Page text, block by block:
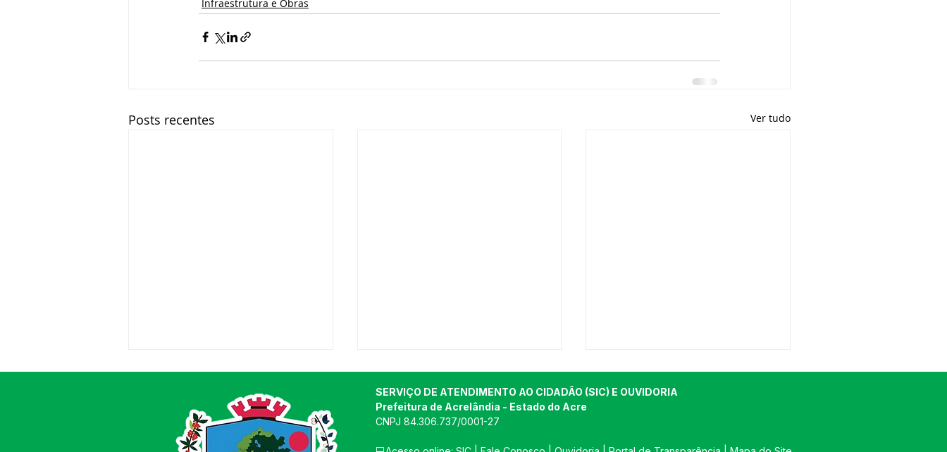
Infraestrutura e Obras
Posts recentes Ver tudo
SERVIÇO DE ATENDIMENTO AO CIDADÃO (SIC) E OUVIDORIA
Prefeitura de Acrelândia - Estado do Acre
CNPJ 84.306.737/0001-27